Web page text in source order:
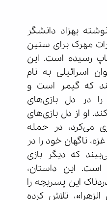
بهزاد دانشگر
مهرک برای سنین
رسیده است. این
اسرائیلی به نام
که گیمر است و
در دل بازی‌های
او از دل بازی‌های
می‌کرد، در حمله
ناگهان خود را در
که دیگر بازی
این داستان،
این پسربچه را
تلاش کرده